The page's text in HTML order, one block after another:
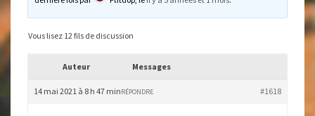
Vous lisez 12 fils de discussion
Auteur Messages
14 mai 2021 à 8 h 47 min #1618
RÉPONDRE